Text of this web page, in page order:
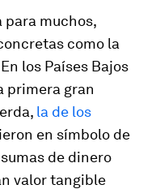
para muchos,
como la
los Países Bajos
primera gran
la de los
en símbolo de
de dinero
valor tangible